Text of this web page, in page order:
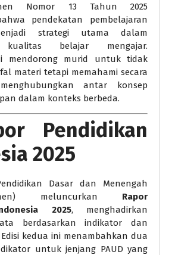
Nomor 13 Tahun 2025
pendekatan pembelajaran
strategi utama dalam
kualitas belajar mengajar.
mendorong murid untuk tidak
materi tetapi memahami secara
antar konsep
dalam konteks berbeda.
Pendidikan
2025
Dasar dan Menengah
meluncurkan Rapor
2025, menghadirkan
berdasarkan indikator dan
kedua ini menambahkan dua
untuk jenjang PAUD yang